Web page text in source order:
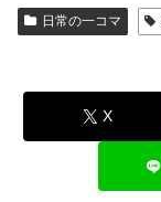
日常の一コマ
X